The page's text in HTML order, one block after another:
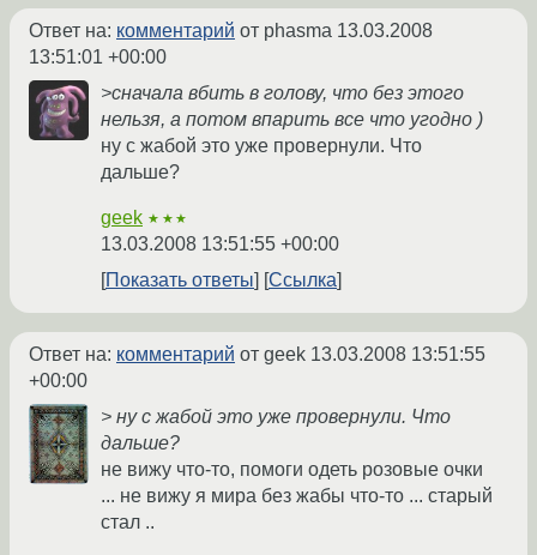
Ответ на: комментарий от phasma 13.03.2008
13:51:01 +00:00
>сначала вбить в голову, что без этого
нельзя, а потом впарить все что угодно )
ну с жабой это уже провернули. Что
дальше?
geek ★★★
13.03.2008 13:51:55 +00:00
Показать ответы
Ссылка
Ответ на: комментарий от geek 13.03.2008 13:51:55
+00:00
> ну с жабой это уже провернули. Что
дальше?
не вижу что-то, помоги одеть розовые очки
... не вижу я мира без жабы что-то ... старый
стал ..